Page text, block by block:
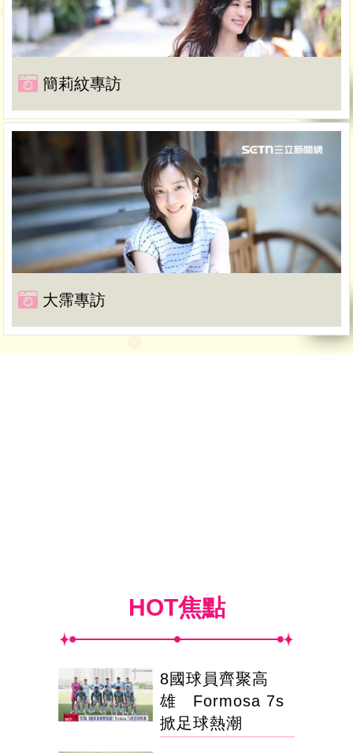
簡莉紋專訪
大霈專訪
HOT焦點
8國球員齊聚高
雄 Formosa 7s
掀足球熱潮